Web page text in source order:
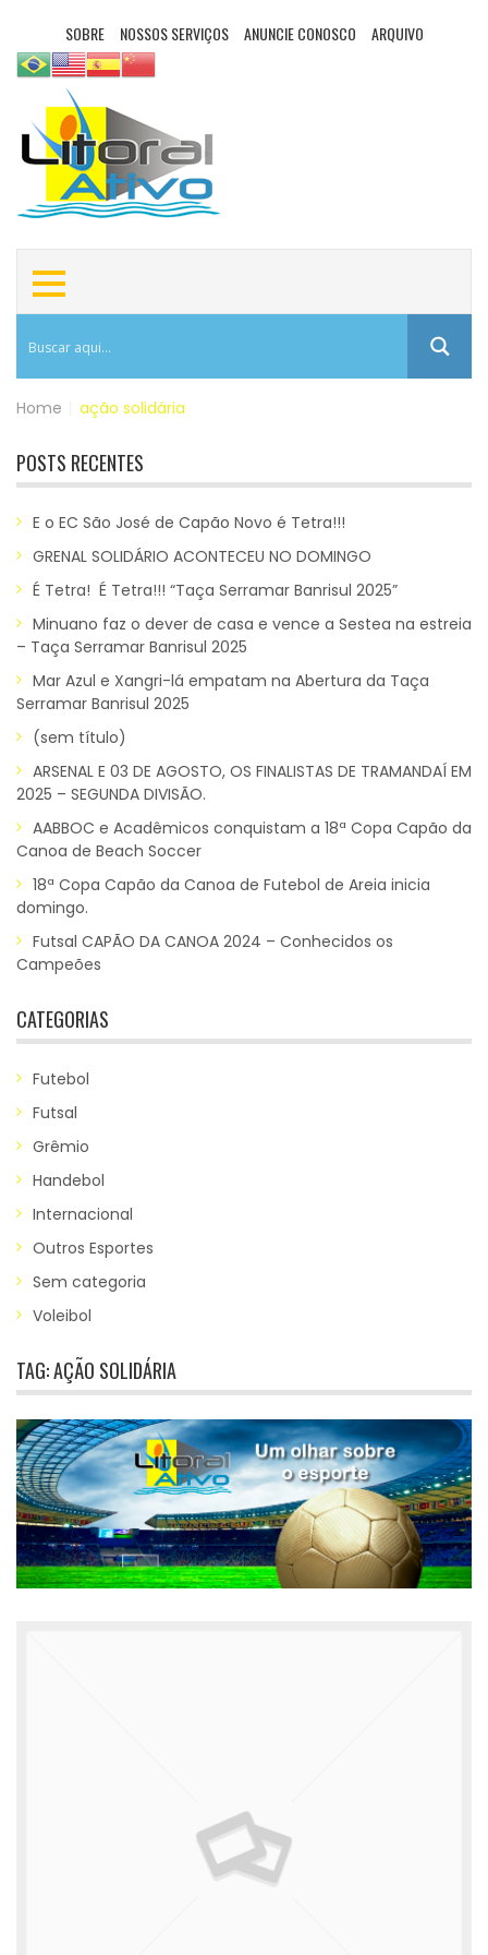
SOBRE NOSSOS SERVIÇOS ANUNCIE CONOSCO ARQUIVO
Home ação solidária
POSTS RECENTES
E o EC São José de Capão Novo é Tetra!!!
GRENAL SOLIDÁRIO ACONTECEU NO DOMINGO
É Tetra! É Tetra!!! “Taça Serramar Banrisul 2025”
Minuano faz o dever de casa e vence a Sestea na estreia
– Taça Serramar Banrisul 2025
Mar Azul e Xangri-lá empatam na Abertura da Taça
Serramar Banrisul 2025
(sem título)
ARSENAL E 03 DE AGOSTO, OS FINALISTAS DE TRAMANDAÍ EM
2025 – SEGUNDA DIVISÃO.
AABBOC e Acadêmicos conquistam a 18ª Copa Capão da
Canoa de Beach Soccer
18ª Copa Capão da Canoa de Futebol de Areia inicia
domingo.
Futsal CAPÃO DA CANOA 2024 – Conhecidos os
Campeões
CATEGORIAS
Futebol
Futsal
Grêmio
Handebol
Internacional
Outros Esportes
Sem categoria
Voleibol
TAG:AÇÃO SOLIDÁRIA